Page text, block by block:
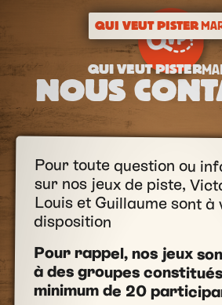
QUI VEUT PISTER
QUI VEUT PISTER
NOUS
Pour toute question ou
sur nos jeux de piste,
Louis et Guillaume
disposition
Pour rappel, nos jeux
à des groupes
minimum de 20